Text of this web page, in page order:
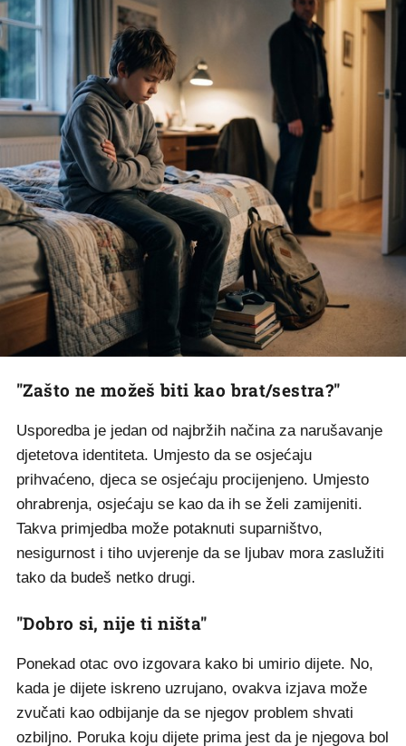
"Zašto ne možeš biti kao brat/sestra?"
Usporedba je jedan od najbržih načina za narušavanje
djetetova identiteta. Umjesto da se osjećaju
prihvaćeno, djeca se osjećaju procijenjeno. Umjesto
ohrabrenja, osjećaju se kao da ih se želi zamijeniti.
Takva primjedba može potaknuti suparništvo,
nesigurnost i tiho uvjerenje da se ljubav mora zaslužiti
tako da budeš netko drugi.
"Dobro si, nije ti ništa"
Ponekad otac ovo izgovara kako bi umirio dijete. No,
kada je dijete iskreno uzrujano, ovakva izjava može
zvučati kao odbijanje da se njegov problem shvati
ozbiljno. Poruka koju dijete prima jest da je njegova bol